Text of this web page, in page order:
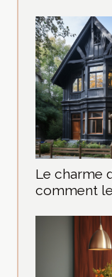
Le charme
comment